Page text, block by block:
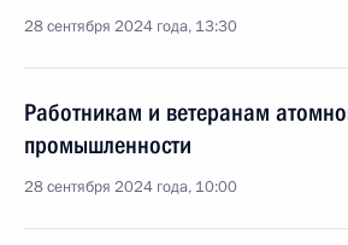
28 сентября 2024 года, 13:30
Работникам и ветеранам
промышленности
28 сентября 2024 года, 10:00